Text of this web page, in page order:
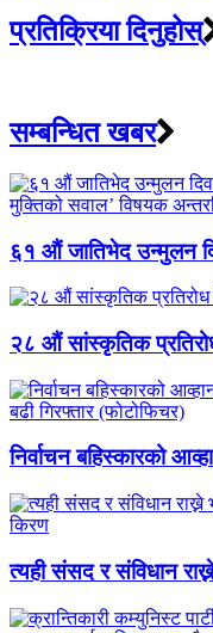
प्रतिक्रिया दिनुहोस्
सम्बन्धित खबर
६१ औं जातिभेद उन्मुलन
२८ औं सांस्कृतिक
निर्वाचन बहिस्कारको
त्यही संसद र संविधान